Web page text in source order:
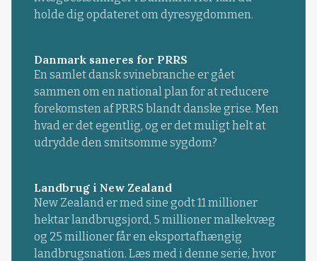
holde dig opdateret om dyresygdommen.
Danmark saneres for PRRS
En samlet dansk svinebranche er gået
sammen om en national plan for at reducere
forekomsten af PRRS blandt danske grise. Men
hvad er det egentlig, og er det muligt helt at
udrydde den smitsomme sygdom?
Landbrug i New Zealand
New Zealand er med sine godt 11 millioner
hektar landbrugsjord, 5 millioner malkekvæg
og 25 millioner får en eksportafhængig
landbrugsnation. Læs med i denne serie, hvor